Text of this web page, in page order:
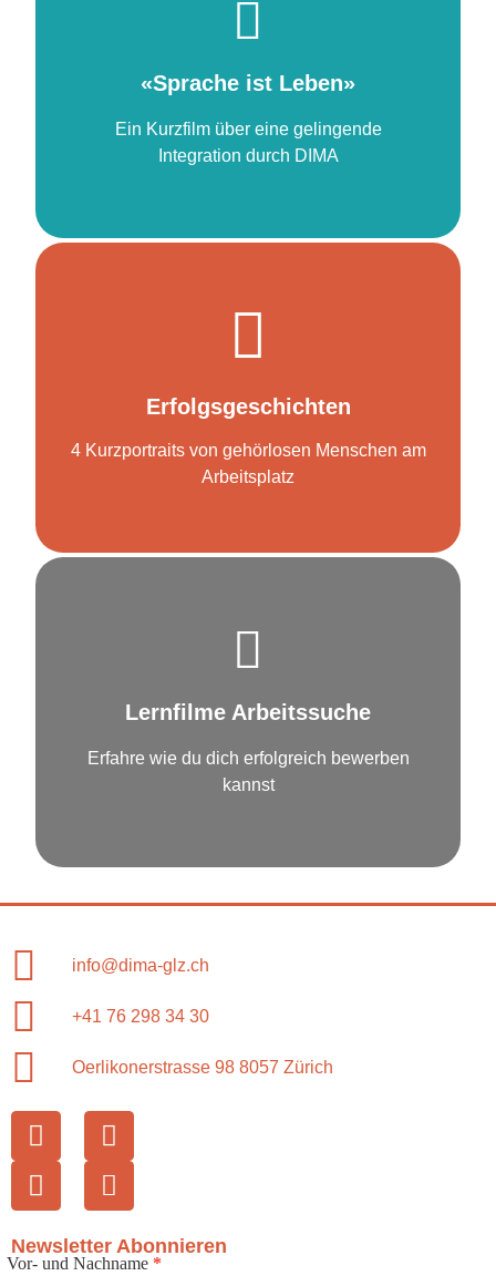
«Sprache ist Leben»
Ein Kurzfilm über eine gelingende
Integration durch DIMA
«Sprache ist Leben»
Erfolgsgeschichten
4 Kurzportraits von gehörlosen Menschen am
Arbeitsplatz
Lernfilme Arbeitssuche
Erfahre wie du dich erfolgreich bewerben
kannst
Arbeittssuche & Job Coaching
info@dima-glz.ch
+41 76 298 34 30
Oerlikonerstrasse 98 8057 Zürich
Newsletter Abonnieren
Newsletter
Vor- und Nachname *